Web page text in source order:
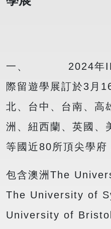
一、 2024年
際留遊學展訂於3月
北、台中、台南、高
洲、紐西蘭、英國、
等國近80所頂尖學府
包含澳洲The
The University of
University of